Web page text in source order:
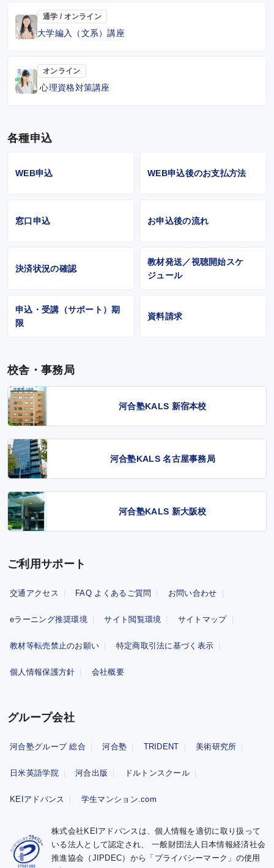
通学 / オンライン
大学編入（文系）講座
オンライン
心理資格対策講座
各種申込
WEB申込 WEB申込後のお支払方法
窓口申込 お申込後の流れ
決済状況の確認
教材発送／視聴開始スケ
ジュール
申込・受講（サポート）期
限
資料請求
校舎・事務局
河合塾KALS 新宿本校
河合塾KALS 名古屋事務局
河合塾KALS 新大阪校
ご利用サポート
交通アクセス FAQ よくあるご質問 お問い合わせ
eラーニング推奨環境 サイト閲覧環境 サイトマップ
教材等転売禁止のお願い 特定商取引法に基づく表示
個人情報保護方針 会社概要
グループ会社
河合塾グループ 総合 河合塾 TRIDENT 美術研究所
日米英語学院 河合出版 ドルトンスクール
KEIアドバンス 学生マンション.com
株式会社KEIアドバンスは、個人情報を適切に取り扱って
いる法人として認定され、 一般財団法人日本情報経済社会
推進協会（JIPDEC）から「プライバシーマーク」の使用